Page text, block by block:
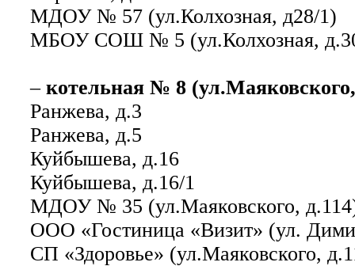
МДОУ № 57 (ул.Колхозная, д28/1)
МБОУ СОШ № 5 (ул.Колхозная,
– котельная № 8
Ранжева, д.3
Ранжева, д.5
Куйбышева, д.16
Куйбышева, д.16/1
МДОУ № 35 (ул.Маяковского,
ООО «Гостиница «Визит» (ул.
СП «Здоровье» (ул.Маяковского,